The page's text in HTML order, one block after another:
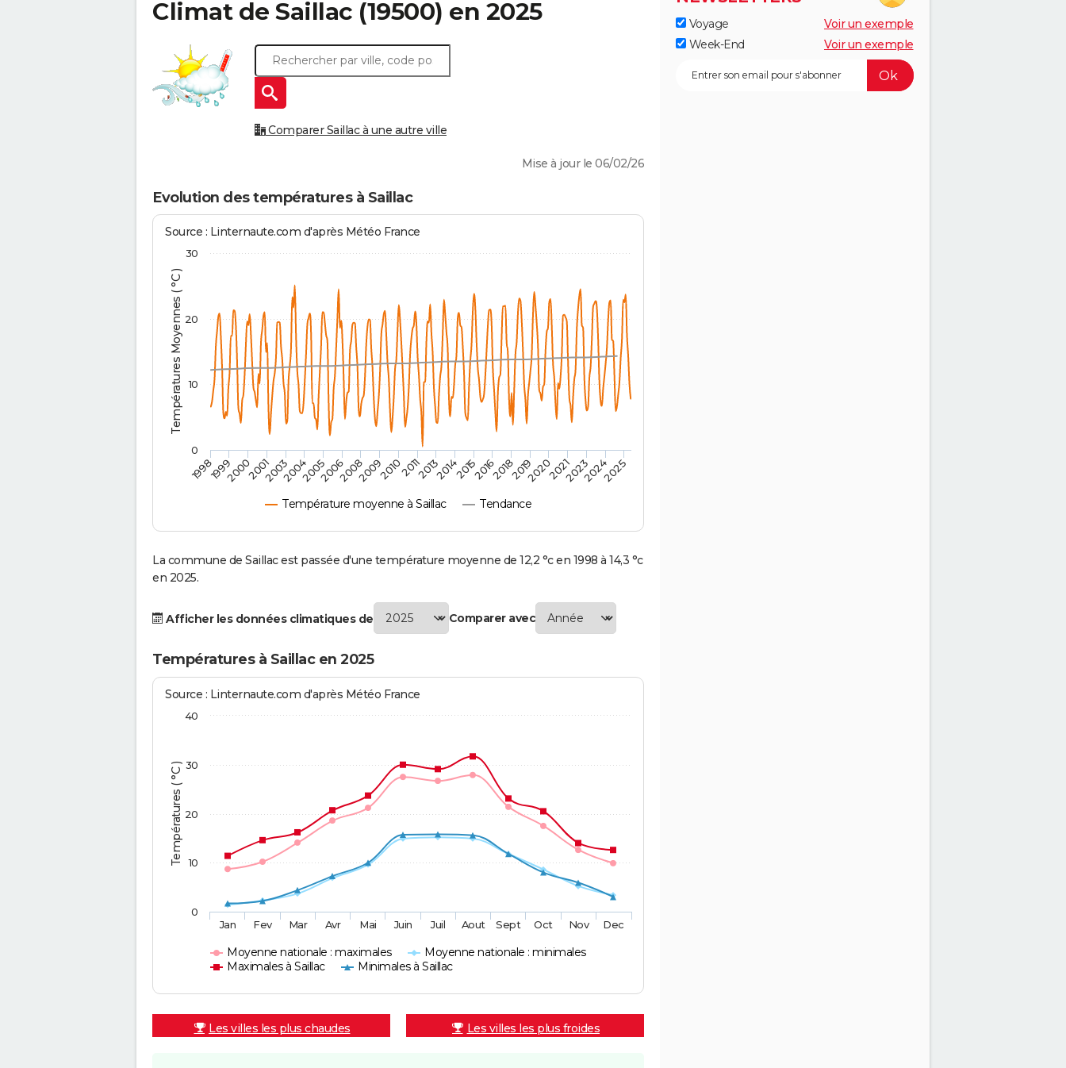
Climat de Saillac (19500) en 2025
Comparer Saillac à une autre ville
Mise à jour le 06/02/26
Evolution des températures à Saillac
Températures Moyennes ( °C )
Source : Linternaute.com d'après Météo France
Température moyenne à Saillac Tendance
1998 2014
199920002001200320042005200620082009201020112013 201520162018201920202021202320242025
0
10
20
30
La commune de Saillac est passée d'une température moyenne de 12,2 °c en 1998 à 14,3 °c
en 2025.
Afficher les données climatiques de Comparer avec
Températures à Saillac en 2025
Températures ( °C )
Source : Linternaute.com d'après Météo France
Moyenne nationale : maximales
Moyenne nationale : minimales
Maximales à Saillac
Minimales à Saillac
Jan Fev Mar Avr Mai Juin Juil Aout Sept Oct Nov Dec
0
10
20
30
40
Les villes les plus chaudes Les villes les plus froides
Voyage
Voir un exemple
Week-End
Voir un exemple